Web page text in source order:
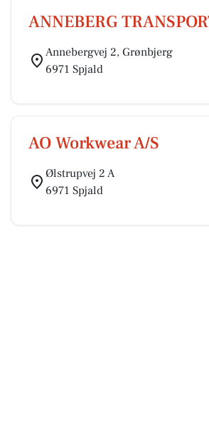
ANNEBERG
Annebergvej 2, Grønbjerg
6971 Spjald
AO Workwear A/S
Ølstrupvej 2 A
6971 Spjald